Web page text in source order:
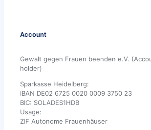
Account
Gewalt gegen Frauen beenden e.V.
holder)
Sparkasse Heidelberg:
IBAN DE02 6725 0020 0009 3750 23
BIC: SOLADES1HDB
Usage:
ZIF Autonome Frauenhäuser